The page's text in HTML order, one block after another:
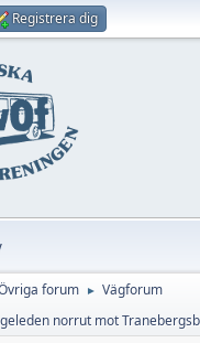
Registrera dig
forum ► Vägforum
norrut mot